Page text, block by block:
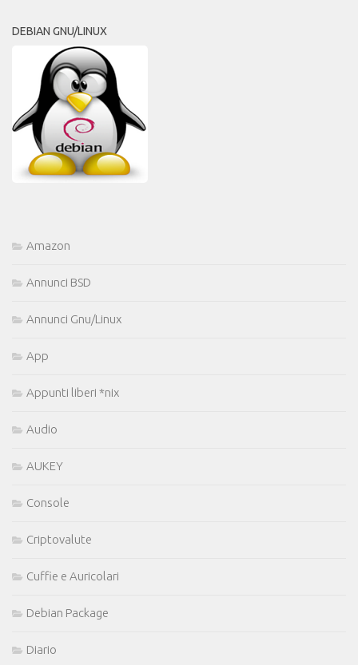
DEBIAN GNU/LINUX
Amazon
Annunci BSD
Annunci Gnu/Linux
App
Appunti liberi *nix
Audio
AUKEY
Console
Criptovalute
Cuffie e Auricolari
Debian Package
Diario